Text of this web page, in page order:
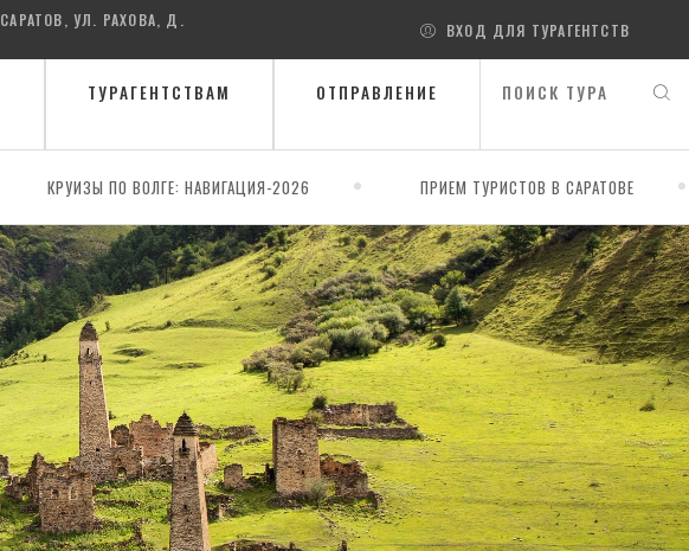
САРАТОВ, УЛ. РАХОВА, Д.
ВХОД ДЛЯ ТУРАГЕНТСТВ
ТУРАГЕНТСТВАМ ОТПРАВЛЕНИЕ
КРУИЗЫ ПО ВОЛГЕ: НАВИГАЦИЯ-2026 ПРИЕМ ТУРИСТОВ В САРАТОВЕ